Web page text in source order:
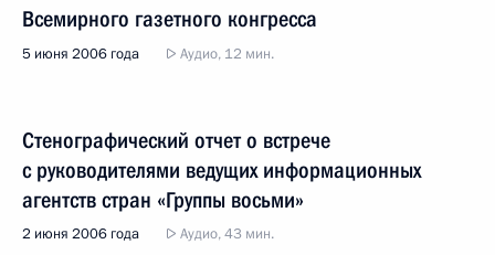
Всемирного газетного конгресса
5 июня 2006 года Аудио, 12 мин.
Стенографический отчет о встрече
с руководителями ведущих информационных
агентств стран «Группы восьми»
2 июня 2006 года Аудио, 43 мин.